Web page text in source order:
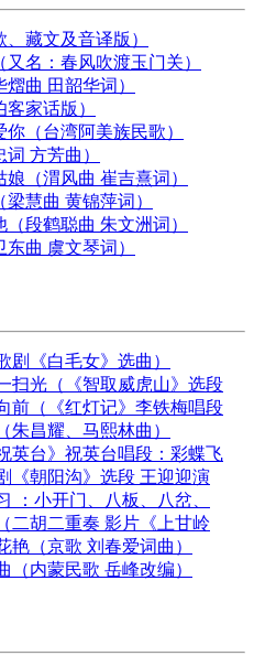
藏文及音译版）
名：春风吹渡玉门关）
曲 田韶华词）
家话版）
（台湾阿美族民歌）
方芳曲）
（渭风曲 崔吉熹词）
慧曲 黄锦萍词）
段鹤聪曲 朱文洲词）
曲 虞文琴词）
剧《白毛女》选曲）
扫光（《智取威虎山》选段
前（《红灯记》李铁梅唱段
朱昌耀、马熙林曲）
英台》祝英台唱段：彩蝶飞
《朝阳沟》选段 王迎迎演
：小开门、八板、八岔、
二胡二重奏 影片《上甘岭
艳（京歌 刘春爱词曲）
（内蒙民歌 岳峰改编）